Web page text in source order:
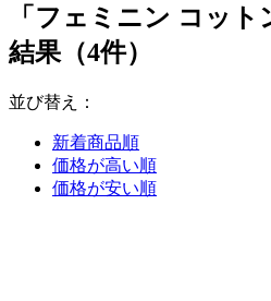
「フェミニン コッ
結果（4件）
並び替え：
新着商品順
価格が高い順
価格が安い順